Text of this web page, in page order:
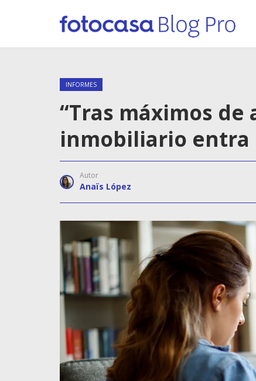
INFORMES
“Tras máximos
inmobiliario entra
Autor
Anaïs López